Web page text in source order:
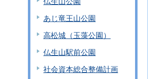
あじ竜王山公園
高松城（玉藻公園）
仏生山駅前公園
社会資本総合整備計画